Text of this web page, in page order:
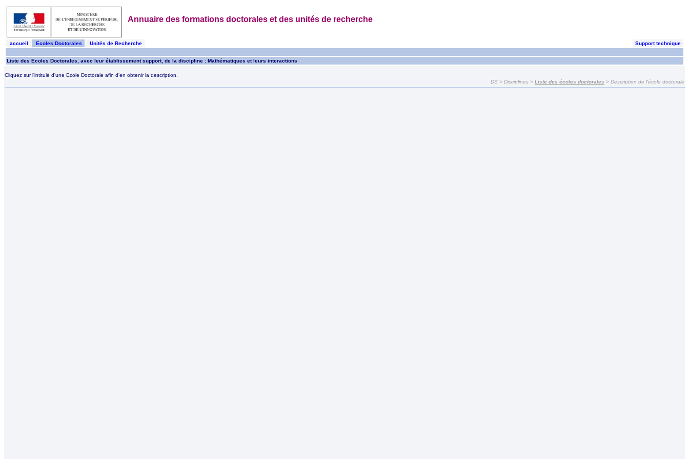
Annuaire des formations doctorales et des unités de recherche
accueil Ecoles Doctorales Unités de Recherche Support technique
Liste des Ecoles Doctorales, avec leur établissement support, de la discipline : Mathématiques et leurs interactions
Cliquez sur l'intitulé d'une Ecole Doctorale afin d'en obtenir la description.
DS > Disciplines > Liste des écoles doctorales > Description de l'école doctorale